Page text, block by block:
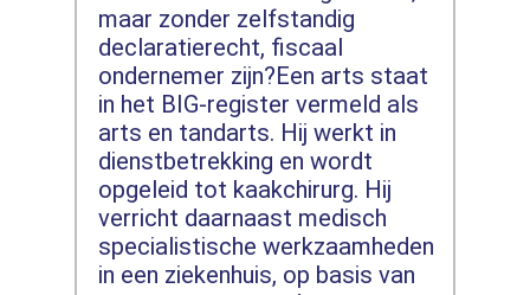
maar zonder zelfstandig
declaratierecht, fiscaal
ondernemer zijn?Een arts staat
in het BIG-register vermeld als
arts en tandarts. Hij werkt in
dienstbetrekking en wordt
opgeleid tot kaakchirurg. Hij
verricht daarnaast medisch
specialistische werkzaamheden
in een ziekenhuis, op basis van